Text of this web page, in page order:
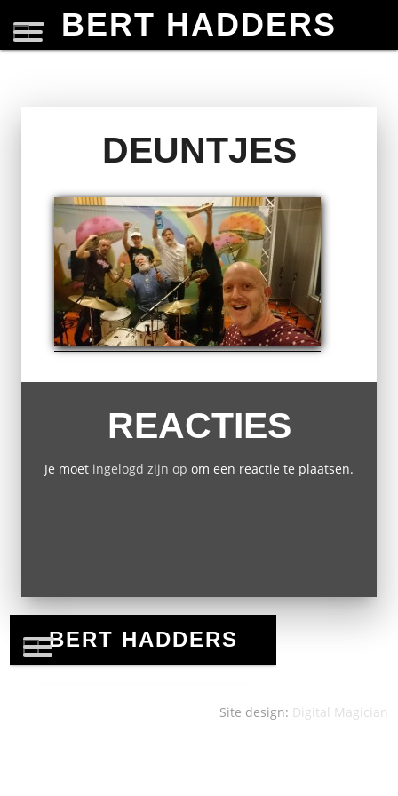
BERT HADDERS
DEUNTJES
REACTIES
Je moet ingelogd zijn op om een reactie te plaatsen.
Site design: Digital Magician